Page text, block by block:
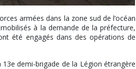
armées dans la zone sud de l’océan
à la demande de la préfecture,
été engagés dans des opérations de
demi-brigade de la Légion étrangère